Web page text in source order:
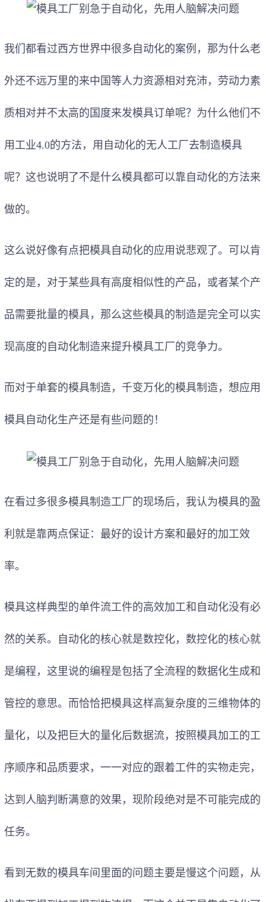
我们都看过西方世界中很多自动化的案例，那为什么老
外还不远万里的来中国等人力资源相对充沛，劳动力素
质相对并不太高的国度来发模具订单呢？为什么他们不
用 工业4.0的方法，用自动化的无人工厂去制造模具
呢？这也说明了不是什么模具都可以靠自动化的方法来
做的。
这么说好像有点把模具自动化的应用说悲观了。可以肯
定的是，对于某些具有高度相似性的产品，或者某个产
品需要批量的模具，那么这些模具的制造是完全可以实
现高度的自动化制造来提升模具工厂的竞争力。
而对于单套的模具制造，千变万化的模具制造，想应用
模具自动化生产还是有些问题的！
在看过多很多模具制造工厂的现场后，我认为模具的盈
利就是靠两点保证：最好的设计方案和最好的加工效
率。
模具这样典型的单件流工件的高效加工和自动化没有必
然的关系。自动化的核心就是数控化，数控化的核心就
是编程，这里说的编程是包括了全流程的数据化生成和
管控的意思。而恰恰把模具这样高复杂度的三维物体的
量化，以及把巨大的量化后数据流，按照模具加工的工
序顺序和品质要求，一一对应的跟着工件的实物走完，
达到人脑判断满意的效果，现阶段绝对是不可能完成的
任务。
看到无数的模具车间里面的问题主要是慢这个问题，从